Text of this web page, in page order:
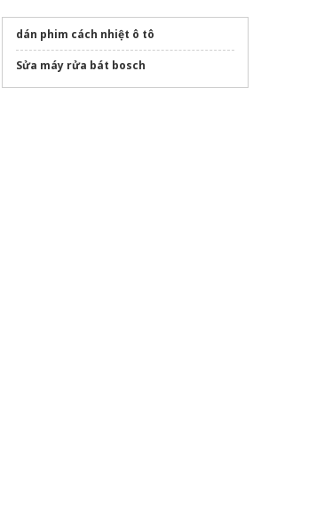
dán phim cách nhiệt ô tô
Sửa máy rửa bát bosch